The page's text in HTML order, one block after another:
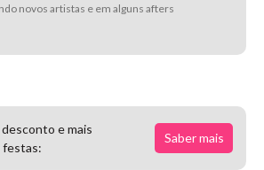
novos artistas e em alguns afters
e mais
festas:
Saber mais